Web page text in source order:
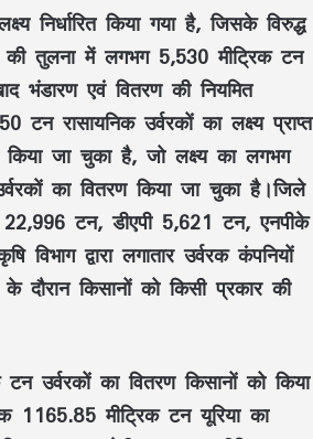
निर्धारित किया गया है, जिसके विरुद्ध
तुलना में लगभग 5,530 मीट्रिक टन
भंडारण एवं वितरण की नियमित
रासायनिक उर्वरकों का लक्ष्य प्राप्त
जा चुका है, जो लक्ष्य का लगभग
का वितरण किया जा चुका है।जिले
टन, डीएपी 5,621 टन, एनपीके
द्वारा लगातार उर्वरक कंपनियों
किसानों को किसी प्रकार की
का वितरण किसानों को किया
1165.85 मीट्रिक टन यूरिया का